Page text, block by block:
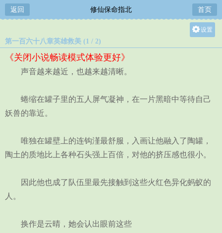
返回 修仙保命指北 首页
设置
第一百六十八章英雄救美 (1 / 2)
《关闭小说畅读模式体验更好》
声音越来越近，也越来越清晰。
蜷缩在罐子里的五人屏气凝神，在一片黑暗中等待自己
妖兽的靠近。
唯独在罐壁上的连钩漌最舒服，入画让他融入了陶罐，
陶土的质地比上各种石头强上百倍，对他的挤压感也很小。
因此他也成了队伍里最先接触到这些火红色异化蚂蚁的
人。
换作是云晴，她会认出眼前这些